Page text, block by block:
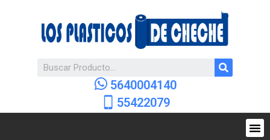
5640004140
55422079